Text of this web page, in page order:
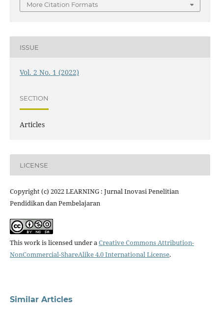
More Citation Formats
ISSUE
Vol. 2 No. 1 (2022)
SECTION
Articles
LICENSE
Copyright (c) 2022 LEARNING : Jurnal Inovasi Penelitian
Pendidikan dan Pembelajaran
This work is licensed under aCreative Commons Attribution-
NonCommercial-ShareAlike 4.0 International License.
Similar Articles